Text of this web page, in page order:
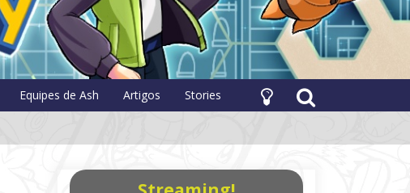
Equipes de Ash Artigos Stories